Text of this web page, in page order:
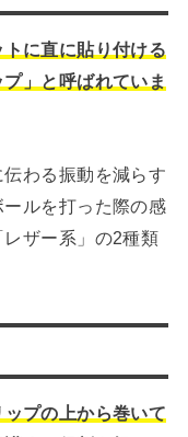
に直に貼り付ける
」と呼ばれていま
わる振動を減らす
ルを打った際の感
ザー系」の2種類
プの上から巻いて